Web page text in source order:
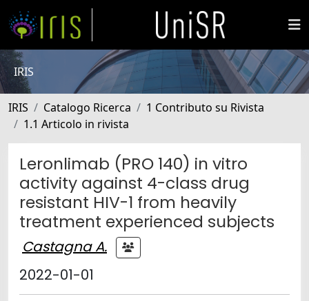
IRIS
IRIS Catalogo Ricerca
1 Contributo su Rivista
1.1 Articolo in rivista
Leronlimab (PRO 140) in vitro
activity against 4-class drug
resistant HIV-1 from heavily
treatment experienced subjects
Castagna A.
2022-01-01